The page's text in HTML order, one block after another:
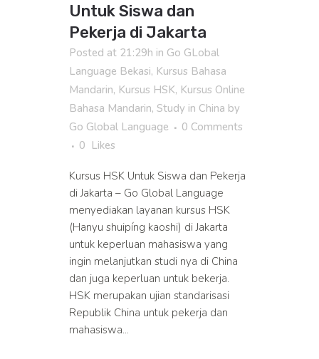
Untuk Siswa dan
Pekerja di Jakarta
Posted at 21:29h in Go GLobal
Language Bekasi, Kursus Bahasa
Mandarin, Kursus HSK, Kursus Online
Bahasa Mandarin, Study in China by
Go Global Language
0 Comments
0 Likes
Kursus HSK Untuk Siswa dan Pekerja
di Jakarta – Go Global Language
menyediakan layanan kursus HSK
(Hanyu shuipíng kaoshi) di Jakarta
untuk keperluan mahasiswa yang
ingin melanjutkan studi nya di China
dan juga keperluan untuk bekerja.
HSK merupakan ujian standarisasi
Republik China untuk pekerja dan
mahasiswa...